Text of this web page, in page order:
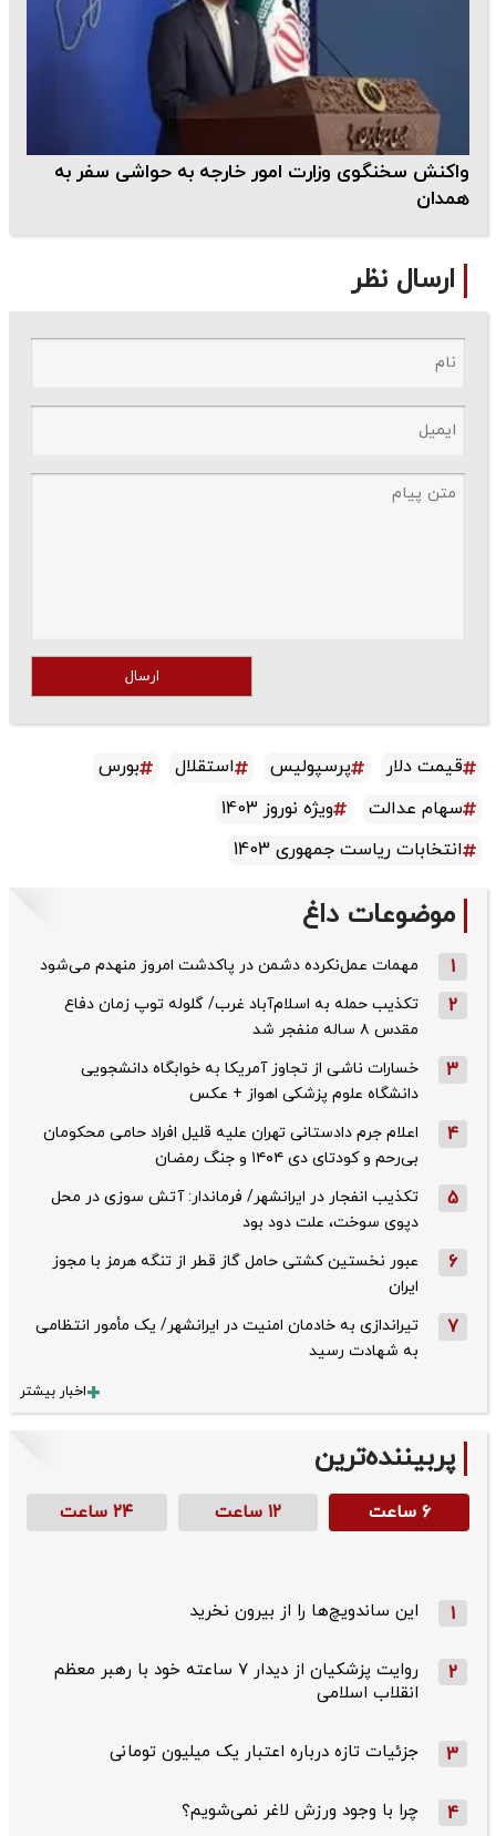
واکنش سخنگوی وزارت امور خارجه به حواشی سفر به
همدان
ارسال نظر
ارسال
قیمت دلار پرسپولیس استقلال
بورس
سهام عدالت
ویژه نوروز 1403
انتخابات ریاست جمهوری 1403
موضوعات داغ
1 مهمات عمل‌نکرده دشمن در پاکدشت امروز منهدم می‌شود
2
تکذیب حمله به اسلام‌آباد غرب/ گلوله توپ زمان دفاع
مقدس ۸ ساله منفجر شد
3
خسارات ناشی از تجاوز آمریکا به خوابگاه دانشجویی
دانشگاه علوم پزشکی اهواز + عکس
4
اعلام جرم دادستانی تهران علیه قلیل افراد حامی محکومان
بی‌رحم و کودتای دی‌ ۱۴۰۴ و جنگ رمضان
5
تکذیب ‌انفجار در ایرانشهر/ فرماندار: آتش سوزی در محل
دپوی سوخت، علت دود بود
6
عبور نخستین کشتی حامل گاز قطر از تنگه هرمز با مجوز
ایران
7
تیراندازی به خادمان امنیت در ایرانشهر/ یک مأمور انتظامی
به شهادت رسید
اخبار بیشتر
پربیننده‌ترین
۶ ساعت ۱۲ ساعت ۲۴ ساعت
1 این ساندویچ‌ها را از بیرون نخرید
2
روایت پزشکیان از دیدار ۷ ساعته خود با رهبر معظم
انقلاب اسلامی
3 جزئیات تازه درباره اعتبار یک میلیون تومانی
4 چرا با وجود ورزش لاغر نمی‌شویم؟